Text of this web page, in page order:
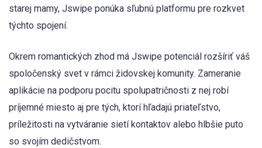
starej mamy, Jswipe ponúka sľubnú platformu pre rozkvet
týchto spojení.
Okrem romantických zhod má Jswipe potenciál rozšíriť váš
spoločenský svet v rámci židovskej komunity. Zameranie
aplikácie na podporu pocitu spolupatričnosti z nej robí
príjemné miesto aj pre tých, ktorí hľadajú priateľstvo,
príležitosti na vytváranie sietí kontaktov alebo hlbšie puto
so svojím dedičstvom.